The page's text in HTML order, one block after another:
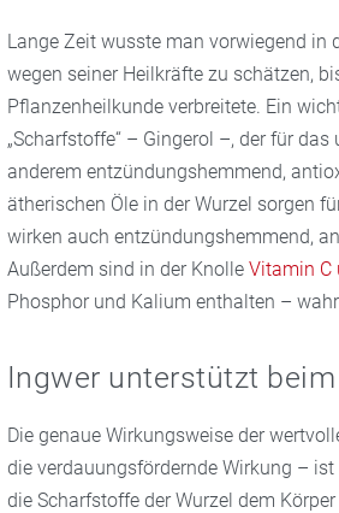
Lange Zeit wusste man vorwiegend in
wegen seiner Heilkräfte zu schätzen,
Pflanzenheilkunde verbreitete. Ein
„Scharfstoffe“ – Gingerol –, der für
anderem entzündungshemmend,
ätherischen Öle in der Wurzel sorgen
wirken auch entzündungshemmend,
Außerdem sind in der Knolle Vitamin C
Phosphor und Kalium enthalten –
Ingwer unterstützt
Die genaue Wirkungsweise der
die verdauungsfördernde Wirkung –
die Scharfstoffe der Wurzel dem